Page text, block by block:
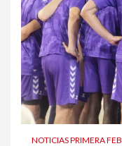
NOTICIAS PRIMERA FEB